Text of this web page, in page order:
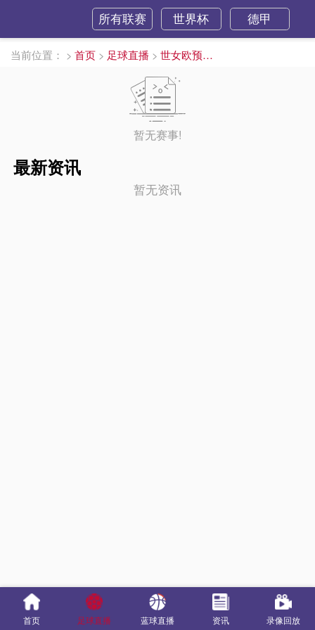
所有联赛 世界杯 德甲
当前位置： > 首页 > 足球直播 > 世女欧预直播
暂无赛事!
最新资讯
暂无资讯
首页 足球直播 蓝球直播 资讯 录像回放